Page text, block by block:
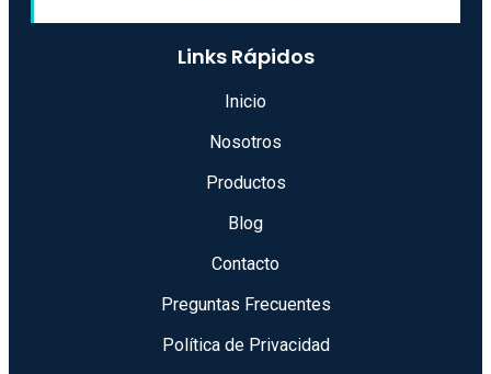
Links Rápidos
Inicio
Nosotros
Productos
Blog
Contacto
Preguntas Frecuentes
Política de Privacidad